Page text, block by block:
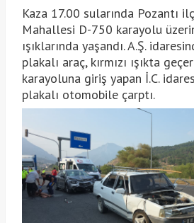
Kaza 17.00 sularında Pozantı
Mahallesi D-750 karayolu
ışıklarında yaşandı. A.Ş.
plakalı araç, kırmızı ışıkta
karayoluna giriş yapan İ.C.
plakalı otomobile çarptı.